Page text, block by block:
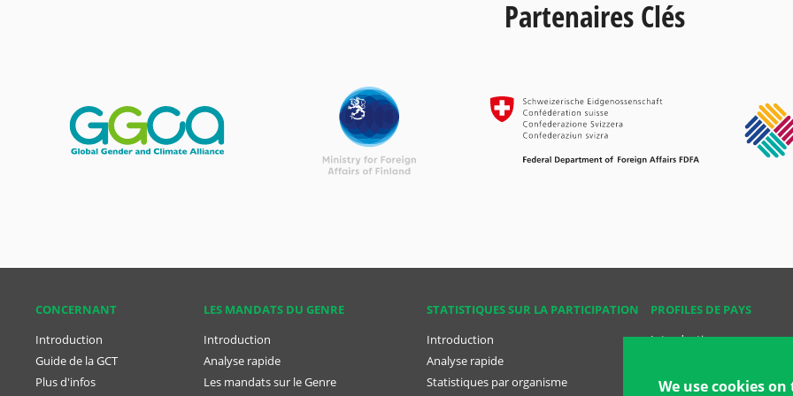
Partenaires Clés
CONCER­NANT
Introduction
Guide de la GCT
Plus d'infos
LES MANDATS DU GENRE
Introduction
Analyse rapide
Les mandats sur le Genre
STATISTIQUES SUR LA PARTICIPATION
Introduction
Analyse rapide
Statistiques par organisme
PROFILES DE PAYS
Introduction
Profiles des pays
We use cookies